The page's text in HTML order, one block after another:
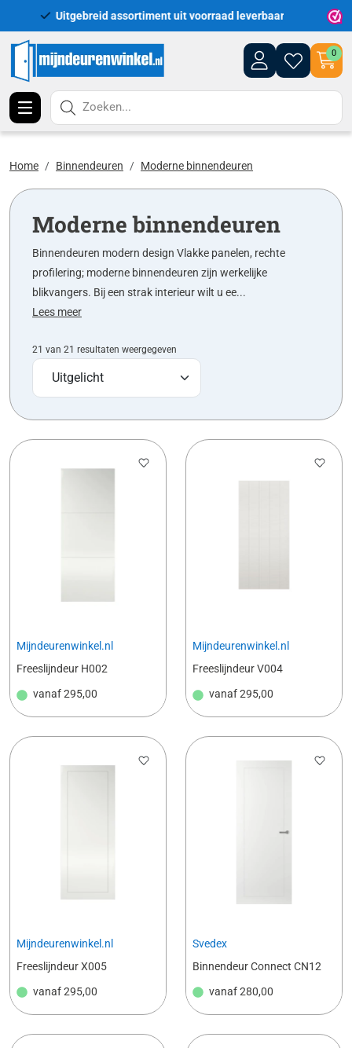
Uitgebreid assortiment uit voorraad leverbaar
0
Zoeken...
Home Binnendeuren Moderne binnendeuren
Moderne binnendeuren
Binnendeuren modern design Vlakke panelen, rechte
profilering; moderne binnendeuren zijn werkelijke
blikvangers. Bij een strak interieur wilt u ee...
Lees meer
21 van 21 resultaten weergegeven
Mijndeurenwinkel.nl
Freeslijndeur H002
vanaf295,00
Mijndeurenwinkel.nl
Freeslijndeur V004
vanaf295,00
Mijndeurenwinkel.nl
Freeslijndeur X005
vanaf295,00
Svedex
Binnendeur Connect CN12
vanaf280,00